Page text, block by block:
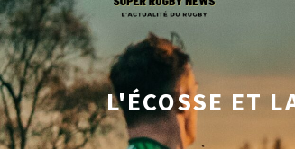
L'ÉCOSSE ET